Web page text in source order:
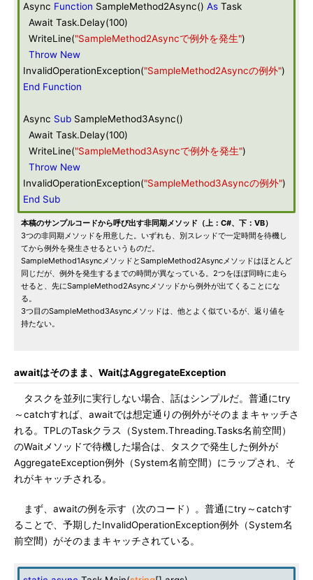
Async Function SampleMethod2Async() As Task
Await Task.Delay(100)
WriteLine("SampleMethod2Asyncで例外を発生")
Throw New
InvalidOperationException("SampleMethod2Asyncの例外")
End Function
Async Sub SampleMethod3Async()
Await Task.Delay(100)
WriteLine("SampleMethod3Asyncで例外を発生")
Throw New
InvalidOperationException("SampleMethod3Asyncの例外")
End Sub
本稿のサンプルコードから呼び出す非同期メソッド（上：C#、下：VB）
3つの非同期メソッドを用意した。いずれも、別スレッドで一定時間を待機し
てから例外を発生させるというものだ。
SampleMethod1AsyncメソッドとSampleMethod2Asyncメソッドはほとんど
同じだが、例外を発生するまでの時間が異なっている。2つをほぼ同時に走ら
せると、先にSampleMethod2Asyncメソッドから例外が出てくることにな
る。
3つ目のSampleMethod3Asyncメソッドは、他とよく似ているが、返り値を
持たない。
awaitはそのまま、WaitはAggregateException
タスクを並列に実行しない場合、話はシンプルだ。普通にtry
～catchすれば、awaitでは想定通りの例外がそのままキャッチさ
れる。TPLのTaskクラス（System.Threading.Tasks名前空間）
のWaitメソッドで待機した場合は、タスクで発生した例外が
AggregateException例外（System名前空間）にラップされ、そ
れがキャッチされる。
まず、awaitの例を示す（次のコード）。普通にtry～catchす
ることで、予期したInvalidOperationException例外（System名
前空間）がそのままキャッチされている。